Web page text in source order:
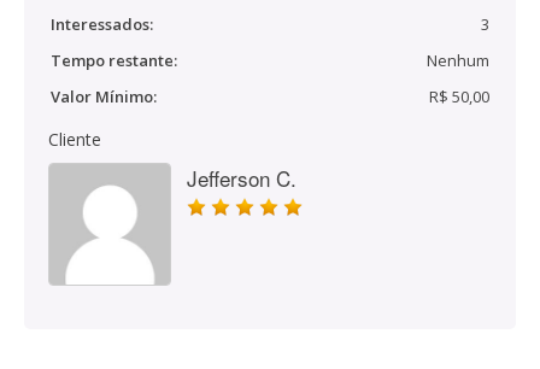
Interessados:
3
Tempo restante:
Nenhum
Valor Mínimo:
R$ 50,00
Cliente
Jefferson C.